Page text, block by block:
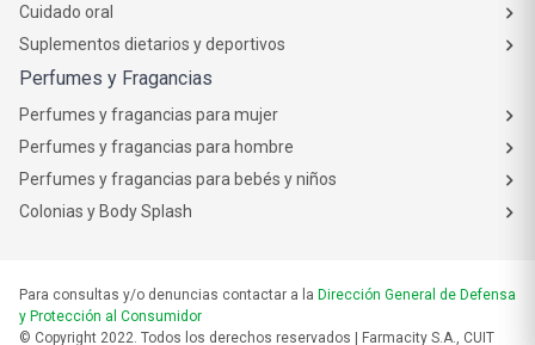
Cuidado oral
Suplementos dietarios y deportivos
Perfumes y Fragancias
Perfumes y fragancias para mujer
Perfumes y fragancias para hombre
Perfumes y fragancias para bebés y niños
Colonias y Body Splash
Para consultas y/o denuncias contactar a la Dirección General de Defensa
y Protección al Consumidor
© Copyright 2022. Todos los derechos reservados | Farmacity S.A., CUIT